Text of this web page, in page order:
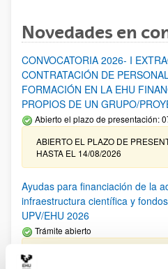
Novedades en
CONVOCATORIA 2026- I
CONTRATACIÓN DE
FORMACIÓN EN LA EHU
PROPIOS DE UN GRUPO/
Abierto el plazo de presentación:
ABIERTO EL PLAZO DE
HASTA EL 14/08/2026
Ayudas para financiación de la
infraestructura científica y
UPV/EHU 2026
Trámite abierto